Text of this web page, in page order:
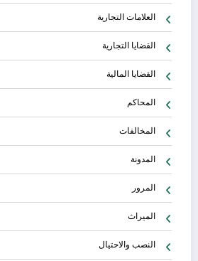
العلامات التجارية
القضايا التجارية
القضايا المالية
المحاكم
المخالفات
المدونة
المرور
الميراث
النصب والاحتيال